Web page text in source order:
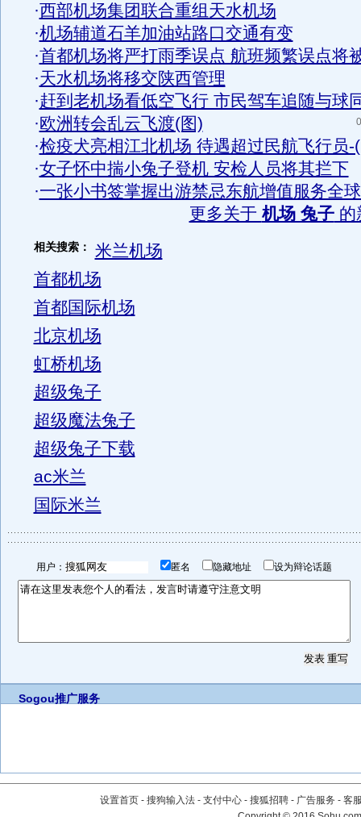
·西部机场集团联合重组天水机场
·机场辅道石羊加油站路口交通有变
·首都机场将严打雨季误点 航班频繁误点将
·天水机场将移交陕西管理
·赶到老机场看低空飞行 市民驾车追随与球
·欧洲转会乱云飞渡(图)
·检疫犬亮相江北机场 待遇超过民航飞行员-
·女子怀中揣小兔子登机 安检人员将其拦下
·一张小书签掌握出游禁忌东航增值服务全
更多关于 机场 兔子的
相关搜索：
米兰机场
首都机场
首都国际机场
北京机场
虹桥机场
超级兔子
超级魔法兔子
超级兔子下载
ac米兰
国际米兰
用户： 匿名 隐藏地址 设为辩论话题
Sogou推广服务
设置首页 - 搜狗输入法 - 支付中心 - 搜狐招聘 - 广告服务 - 客